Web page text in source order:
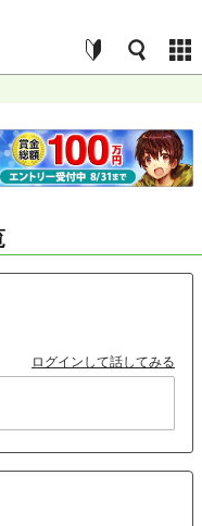
ログインして話してみる